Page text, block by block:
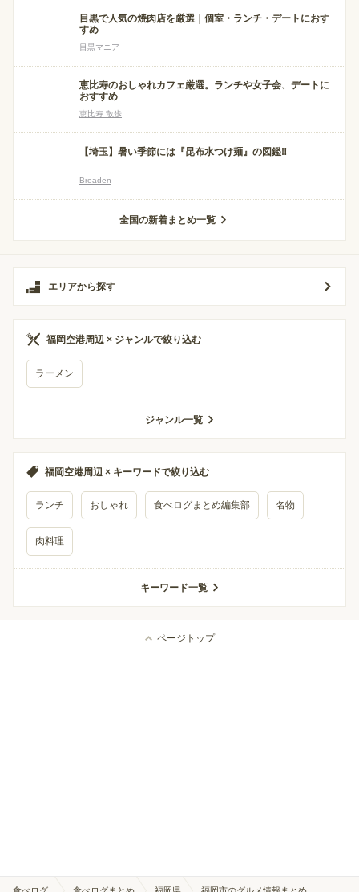
目黒で人気の焼肉店を厳選｜個室・ランチ・デートにおす
すめ
目黒マニア
恵比寿のおしゃれカフェ厳選。ランチや女子会、デートに
おすすめ
恵比寿 散歩
【埼玉】暑い季節には『昆布水つけ麺』の図鑑‼
Breaden
全国の新着まとめ一覧
エリアから探す
福岡空港周辺 × ジャンルで絞り込む
ラーメン
ジャンル一覧
福岡空港周辺 × キーワードで絞り込む
ランチ おしゃれ 食べログまとめ編集部 名物
肉料理
キーワード一覧
ページトップ